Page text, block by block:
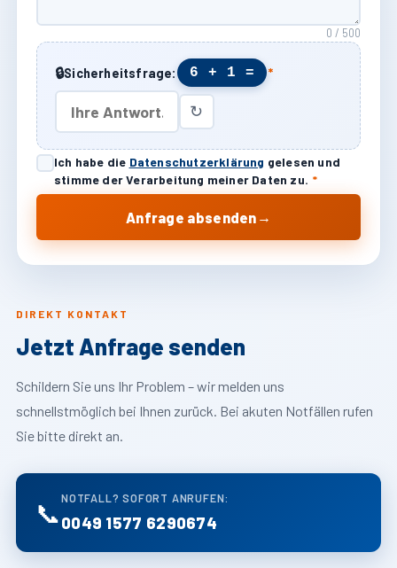
DIREKT KONTAKT
Jetzt Anfrage senden
Schildern Sie uns Ihr Problem – wir melden uns
schnellstmöglich bei Ihnen zurück. Bei akuten Notfällen rufen
Sie bitte direkt an.
📞 NOTFALL? SOFORT ANRUFEN:
0049 1577 6290674
0 / 500
🔒Sicherheitsfrage: 6 + 1 = *
↻
Ich habe die Datenschutzerklärung gelesen und
stimme der Verarbeitung meiner Daten zu. *
Anfrage absenden →